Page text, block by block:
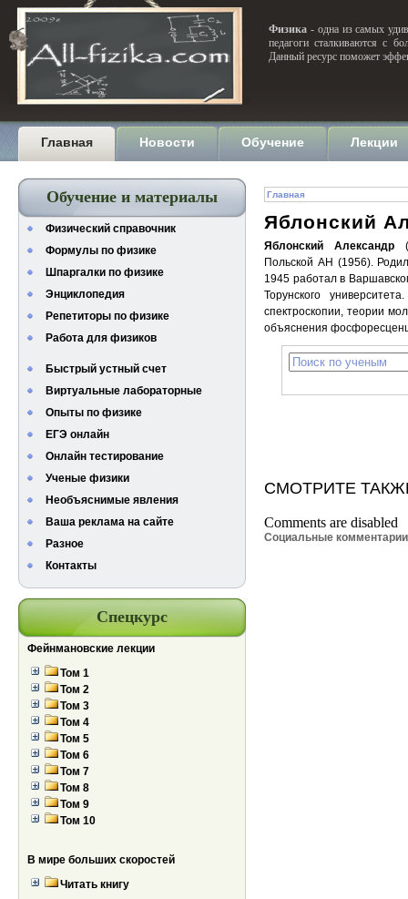
Физика - одна из самых
педагоги сталкиваются с
Данный ресурс поможет
Главная Новости Обучение Лекции
Обучение и материалы
Физический справочник
Формулы по физике
Шпаргалки по физике
Энциклопедия
Репетиторы по физике
Работа для физиков
Быстрый устный счет
Виртуальные лабораторные
Опыты по физике
ЕГЭ онлайн
Онлайн тестирование
Ученые физики
Необъяснимые явления
Ваша реклама на сайте
Разное
Контакты
Спецкурс
Фейнмановские лекции
Том 1
Том 2
Том 3
Том 4
Том 5
Том 6
Том 7
Том 8
Том 9
Том 10
В мире больших скоростей
Читать книгу
Главная
Яблонский
Яблонский Александр
Польской АН (1956).
1945 работал в
Торунского
спектроскопии, теории
объяснения
СМОТРИТЕ
Comments are disabled
Социальные